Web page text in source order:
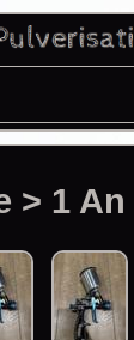
> 1 An